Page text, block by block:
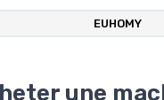
‎EUHOMY
une